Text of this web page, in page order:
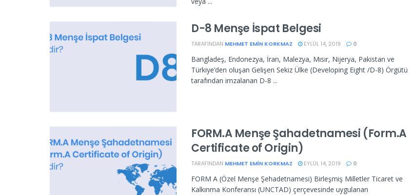
D-8 Menşe İspat Belgesi
TARAFINDAN MEHMET EMIN KORKMAZ EYLÜL 14, 2019 0
Bangladeş, Endonezya, İran, Malezya, Mısır, Nijerya, Pakistan ve
Türkiye’den oluşan Gelişen Sekiz Ülke (Developing Eight /D-8) Örgütü
tarafından imzalanan D-8 ...
FORM.A Menşe Şahadetnamesi (Form.A
Certificate of Origin)
TARAFINDAN MEHMET EMIN KORKMAZ EYLÜL 14, 2019 0
FORM A (Özel Menşe Şehadetnamesi) Birleşmiş Milletler Ticaret ve
Kalkınma Konferansı (UNCTAD) çerçevesinde uygulanan